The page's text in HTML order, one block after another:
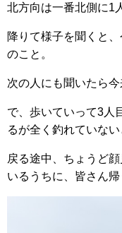
北方向は一番北側に1
降りて様子を聞くと
のこと。
次の人にも聞いたら今
で、歩いていって3人
るが全く釣れていない
戻る途中、ちょうど
いるうちに、皆さん